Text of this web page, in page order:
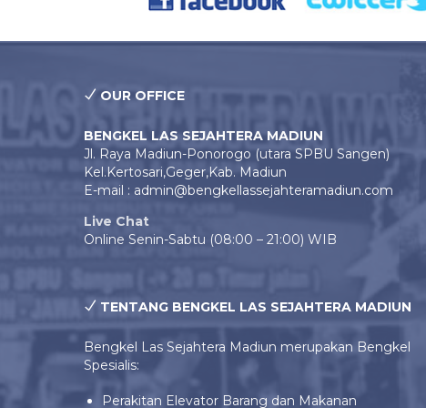
OUR OFFICE
BENGKEL LAS SEJAHTERA MADIUN
Jl. Raya Madiun-Ponorogo (utara SPBU Sangen)
Kel.Kertosari,Geger,Kab. Madiun
E-mail : admin@bengkellassejahteramadiun.com
Live Chat
Online Senin-Sabtu (08:00 – 21:00) WIB
TENTANG BENGKEL LAS SEJAHTERA MADIUN
Bengkel Las Sejahtera Madiun merupakan Bengkel
Spesialis:
Perakitan Elevator Barang dan Makanan